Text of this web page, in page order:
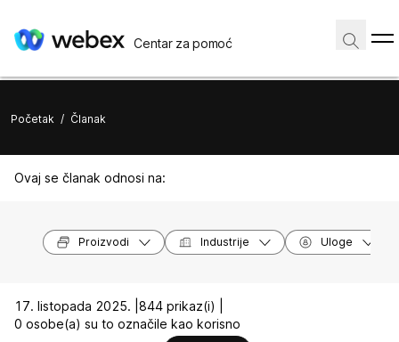
Centar za pomoć
Početak / Članak
Ovaj se članak odnosi na:
Proizvodi Industrije Uloge
17. listopada 2025. | 844 prikaz(i) |
0 osobe(a) su to označile kao korisno